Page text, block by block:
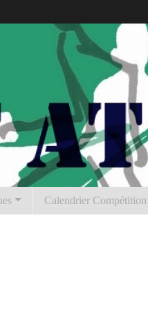
Calendrier Compétition